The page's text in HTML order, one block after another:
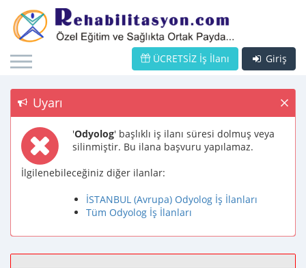
Giriş
ÜCRETSİZ İş İlanı
Uyarı
'Odyolog' başlıklı iş ilanı süresi dolmuş veya
silinmiştir. Bu ilana başvuru yapılamaz.
İlgilenebileceğiniz diğer ilanlar:
İSTANBUL (Avrupa) Odyolog İş İlanları
Tüm Odyolog İş İlanları